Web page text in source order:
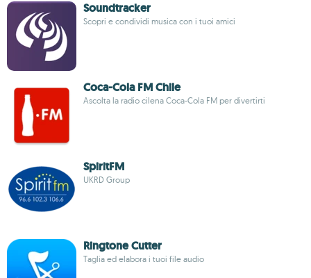
Soundtracker
Scopri e condividi musica con i tuoi amici
Coca-Cola FM Chile
Ascolta la radio cilena Coca-Cola FM per divertirti
SpiritFM
UKRD Group
Ringtone Cutter
Taglia ed elabora i tuoi file audio